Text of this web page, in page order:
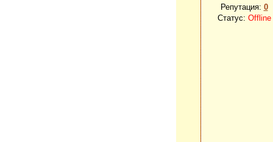
Репутация: 0
Статус: Offline